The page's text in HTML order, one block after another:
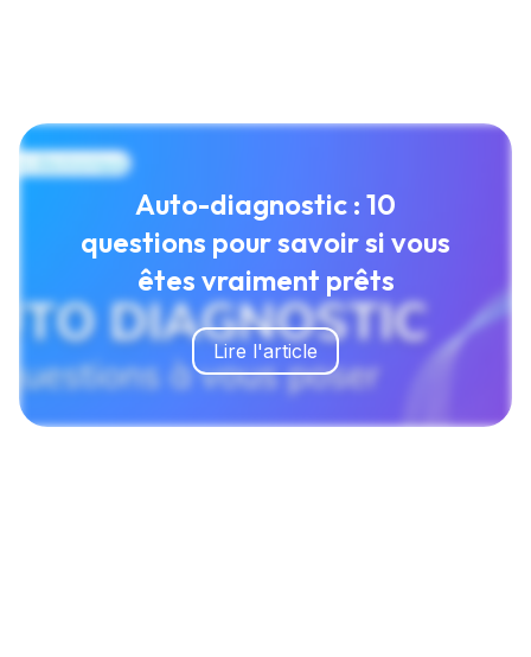
Auto-diagnostic : 10
questions pour savoir si vous
êtes vraiment prêts
Lire l'article